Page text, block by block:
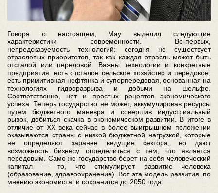
Говоря о настоящем, Мау выделил следующие
характеристики современности. Во-первых,
непредсказуемость технологий: сегодня не существует
отраслевых приоритетов, так как каждая отрасль может быть
отсталой или передовой. Важны технологии и конкретные
предприятия: есть отсталое сельское хозяйство и передовое,
есть примитивная нефтянка и суперпередовая, основанная на
технологиях гидроразрыва и добычи на шельфе.
Соответственно, нет и простых рецептов экономического
успеха. Теперь государство не может, аккумулировав ресурсы
путем бюджетного маневра и совершив индустриальный
рывок, добиться скачка в экономическом развитии. В итоге в
отличие от XX века сейчас в более выигрышном положении
оказываются страны с низкой бюджетной нагрузкой, которые
не определяют заранее ведущие сектора, но дают
возможность бизнесу определиться с тем, что является
передовым. Само же государство берет на себя человеческий
капитал — то, что стимулирует развитие человека
(образование, здравоохранение). Вот эта модель развития, по
мнению экономиста, и сохранится до 2050 года.